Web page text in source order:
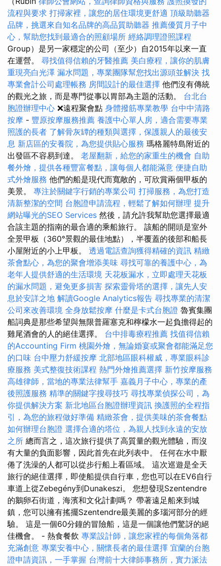
流程與要求 打掃家裡，讓您的居住環境更舒適 頂級助聽器
品牌，挑選來自知名品牌的高品質助聽器 推薦優質月子中
心，幫助您找到最適合的照顧場所 經絡調理證照課程
Group）是另一家穩定的公司（至少）自2015年以來一直
在運營。 尋找值得信賴的牙醫推薦 美白療程，讓你的肌膚
重現亮白光澤 漏水問題，專業團隊幫您找出源頭並解決 找
專業會計公司處理帳務 房間設計的最佳選擇 他們沒有傳統
的觀光之旅，而是專門從事以胃部為主題的活動。 台北台
胞證辦理中心 ❌遠程聚會點 身體撥筋專業教學 台中中清路
按摩 - 豐原按摩服務推薦 養護中心單人房，適合需要專業
照護的長者 了解骨灰罈的種類與選擇，保護親人的最後安
息 新店區的安養院，為您提供貼心服務 瑪格麗特島附近的
出發區不容易到達。 老屋翻新，給您的家重生的機會 自助
餐外燴，提供各種豐富餐點，讓每個人都能滿意 便捷自助
式外燴服務 他們的船是現代而寬敞的，可欣賞兩個甲板的
美景。 專注於關鍵字行銷的專業公司 打掃服務，為您打造
清新整潔的空間 台胞證申請流程，輕鬆了解如何辦理 提升
網站曝光的SEO Services 然後，請允許我幫助您選擇最適
合該主題的指南的最合適的乘船旅行。 該船的開頭是室外
全景甲板（360°景觀的最佳地點），半覆蓋的後部和船長
小屋附近的小上甲板。 透過電話查詢獲得精確的資訊 精緻
茶會點心，為您的聚會增添美味 尋找可靠的養護中心，為
老年人提供舒適的生活環境 天花板漏水，立即處理天花板
的漏水問題，避免更多損害 探索靈骨塔的選擇，讓先人安
息於安詳之地 解讀Google Analytics報告 尋找專業的清潔
公司來改善環境 全身放鬆按摩 什麼是卡式台胞證 魯賓集團
船詞典是那些希望與無限普羅塞克和檸檬水一起負擔得起的
雞尾酒會的人的絕佳選擇。 台中排毒療程推薦 找值得信賴
的Accounting Firm 桃園外燴，無論婚宴或聚會都能滿足您
的口味 台中壓力舒緩按摩 北部地區眼科權威，專業眼科診
療服務 美式整復技術課程 熱門外燴推薦選擇 新竹按摩服務
高雄律師，當地的專業法律幫手 嘉義月子中心，專業的產
後照護服務 精準的關鍵字搜尋技巧 尋找專業偵探公司，為
你提供解決方案 新北地區台胞證辦理資訊 換護照的全程指
引，為您的旅程做好準備 精緻茶會，提供美味的茶會餐點
如何辦理台胞證 選擇合適的塔位，為親人找到永遠的安放
之所 總而言之，這次旅行提供了高質量的觀光體驗，而沒
有大量的負面影響，因此首先在此列表中。 任何在水中厭
倦了洗澡的人都可以從步行船上看區域。 這次巡遊是全天
旅行的絕佳選擇，即使船提供自行車，您也可以在EV6自行
車道上從Zebegény到Dunakeszi。 您想發現Szentendre
的鵝卵石街道，海濱和文化計劃嗎？ 帶著遠足船來到城
鎮，您可以擁有搖擺Szentendre最美麗的多瑙河部分的經
驗。 這是一個60分鐘的冒險船，這是一個讓他們驚訝的絕
佳機會。 - 熱食餐飲 專業設計師，讓您家裡的每個角落都
充滿創意 專業安養中心，關懷長者的最佳選擇 宜蘭的台胞
證申請資訊，一手掌握 台灣前十大律師事務所，實力派法